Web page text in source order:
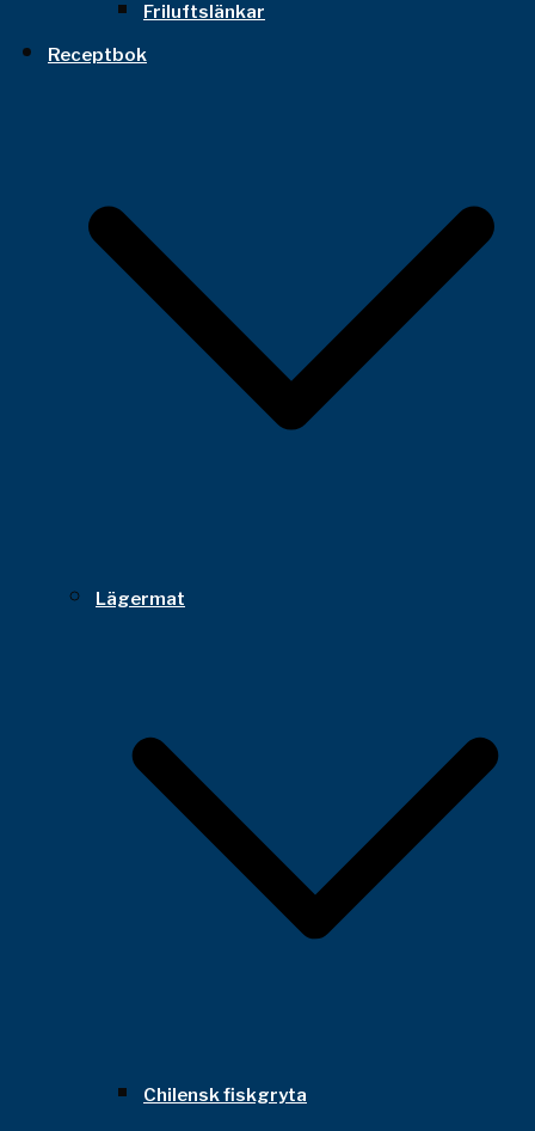
Friluftslänkar
Receptbok
Lägermat
Chilensk fiskgryta